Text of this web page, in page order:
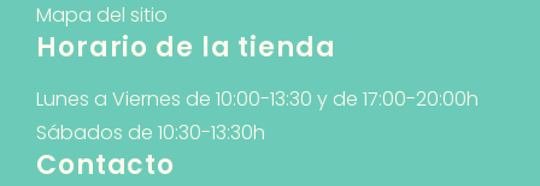
Mapa del sitio
Horario de la tienda
Lunes a Viernes de 10:00-13:30 y de 17:00-20:00h
Sábados de 10:30-13:30h
Contacto